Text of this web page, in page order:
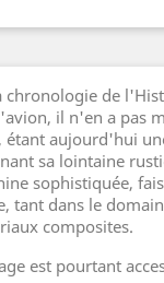
chronologie de
il n'en a pas
étant aujourd'hui
sa lointaine
sophistiquée,
tant dans le
composites.
est pourtant